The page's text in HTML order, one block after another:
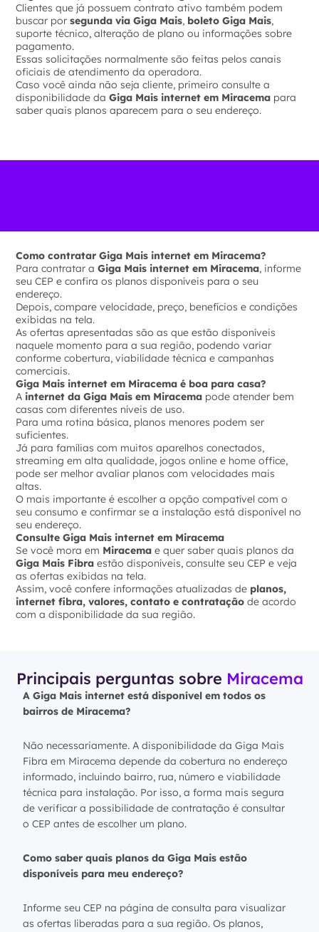
Clientes que já possuem contrato ativo também podem
buscar porsegunda via Giga Mais, boleto Giga Mais,
suporte técnico, alteração de plano ou informações sobre
pagamento.
Essas solicitações normalmente são feitas pelos canais
oficiais de atendimento da operadora.
Caso você ainda não seja cliente, primeiro consulte a
disponibilidade daGiga Mais internet em Miracema para
saber quais planos aparecem para o seu endereço.
Como contratar Giga Mais internet em Miracema?
Para contratar aGiga Mais internet em Miracema, informe
seu CEP e confira os planos disponíveis para o seu
endereço.
Depois, compare velocidade, preço, benefícios e condições
exibidas na tela.
As ofertas apresentadas são as que estão disponíveis
naquele momento para a sua região, podendo variar
conforme cobertura, viabilidade técnica e campanhas
comerciais.
Giga Mais internet em Miracema é boa para casa?
A internet da Giga Mais em Miracema pode atender bem
casas com diferentes níveis de uso.
Para uma rotina básica, planos menores podem ser
suficientes.
Já para famílias com muitos aparelhos conectados,
streaming em alta qualidade, jogos online e home office,
pode ser melhor avaliar planos com velocidades mais
altas.
O mais importante é escolher a opção compatível com o
seu consumo e confirmar se a instalação está disponível no
seu endereço.
Consulte Giga Mais internet em Miracema
Se você mora em Miracema e quer saber quais planos da
Giga Mais Fibra estão disponíveis, consulte seu CEP e veja
as ofertas exibidas na tela.
Assim, você confere informações atualizadas de planos,
internet fibra, valores, contato e contratação de acordo
com a disponibilidade da sua região.
Principais perguntas sobre Miracema
A Giga Mais internet está disponível em todos os
bairros de Miracema?
Não necessariamente. A disponibilidade da Giga Mais
Fibra em Miracema depende da cobertura no endereço
informado, incluindo bairro, rua, número e viabilidade
técnica para instalação. Por isso, a forma mais segura
de verificar a possibilidade de contratação é consultar
o CEP antes de escolher um plano.
Como saber quais planos da Giga Mais estão
disponíveis para meu endereço?
Informe seu CEP na página de consulta para visualizar
as ofertas liberadas para a sua região. Os planos,